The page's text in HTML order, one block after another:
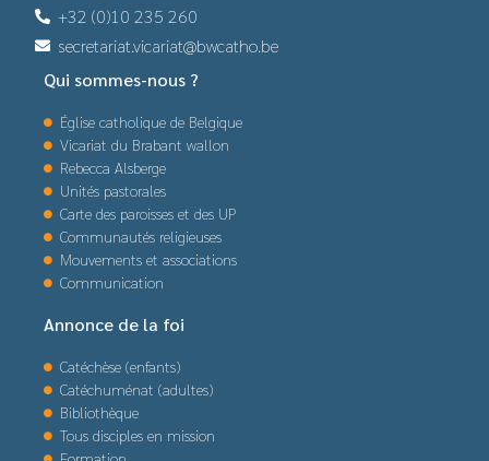
+32 (0)10 235 260
secretariat.vicariat@bwcatho.be
Qui sommes-nous ?
Église catholique de Belgique
Vicariat du Brabant wallon
Rebecca Alsberge
Unités pastorales
Carte des paroisses et des UP
Communautés religieuses
Mouvements et associations
Communication
Annonce de la foi
Catéchèse (enfants)
Catéchuménat (adultes)
Bibliothèque
Tous disciples en mission